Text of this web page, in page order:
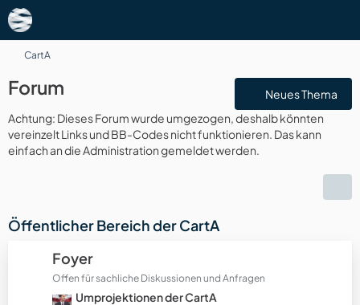
CartA
Forum
Neues Thema
Achtung: Dieses Forum wurde umgezogen, deshalb könnten
vereinzelt Links und BB-Codes nicht funktionieren. Das kann
einfach an die Administration gemeldet werden.
Öffentlicher Bereich der CartA
Foyer
Offen für sachliche Diskussionen und Anfragen
L
Umprojektionen der CartA